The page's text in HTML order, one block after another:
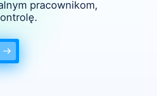
pracownikom,